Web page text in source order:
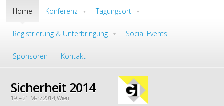
Skip to primary content
Skip to secondary content
Home Konferenz Tagungsort
Registrierung & Unterbringung Social Events
Sponsoren Kontakt
Sicherheit 2014
19. – 21. März 2014, Wien